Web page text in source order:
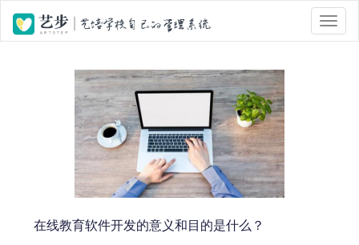
位置 : 首页 > Tag 标签页面 > 培训软件
在线教育软件开发的意义和目的是什么？